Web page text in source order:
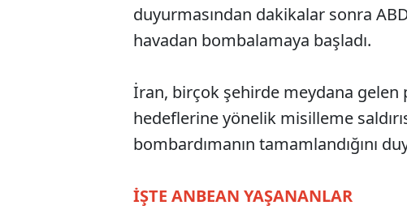
duyurmasından dakikalar sonra
havadan bombalamaya başladı.
İran, birçok şehirde meydana gelen
hedeflerine yönelik misilleme
bombardımanın tamamlandığını
İŞTE ANBEAN YAŞANANLAR